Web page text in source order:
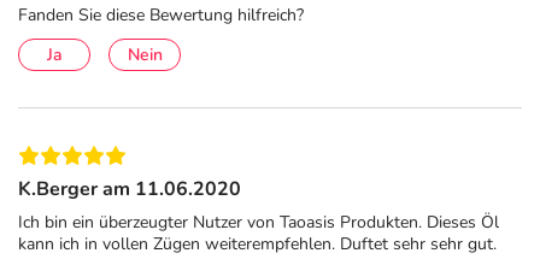
Fanden Sie diese Bewertung hilfreich?
Ja
Nein
K.Berger am 11.06.2020
Ich bin ein überzeugter Nutzer von Taoasis Produkten. Dieses Öl
kann ich in vollen Zügen weiterempfehlen. Duftet sehr sehr gut.